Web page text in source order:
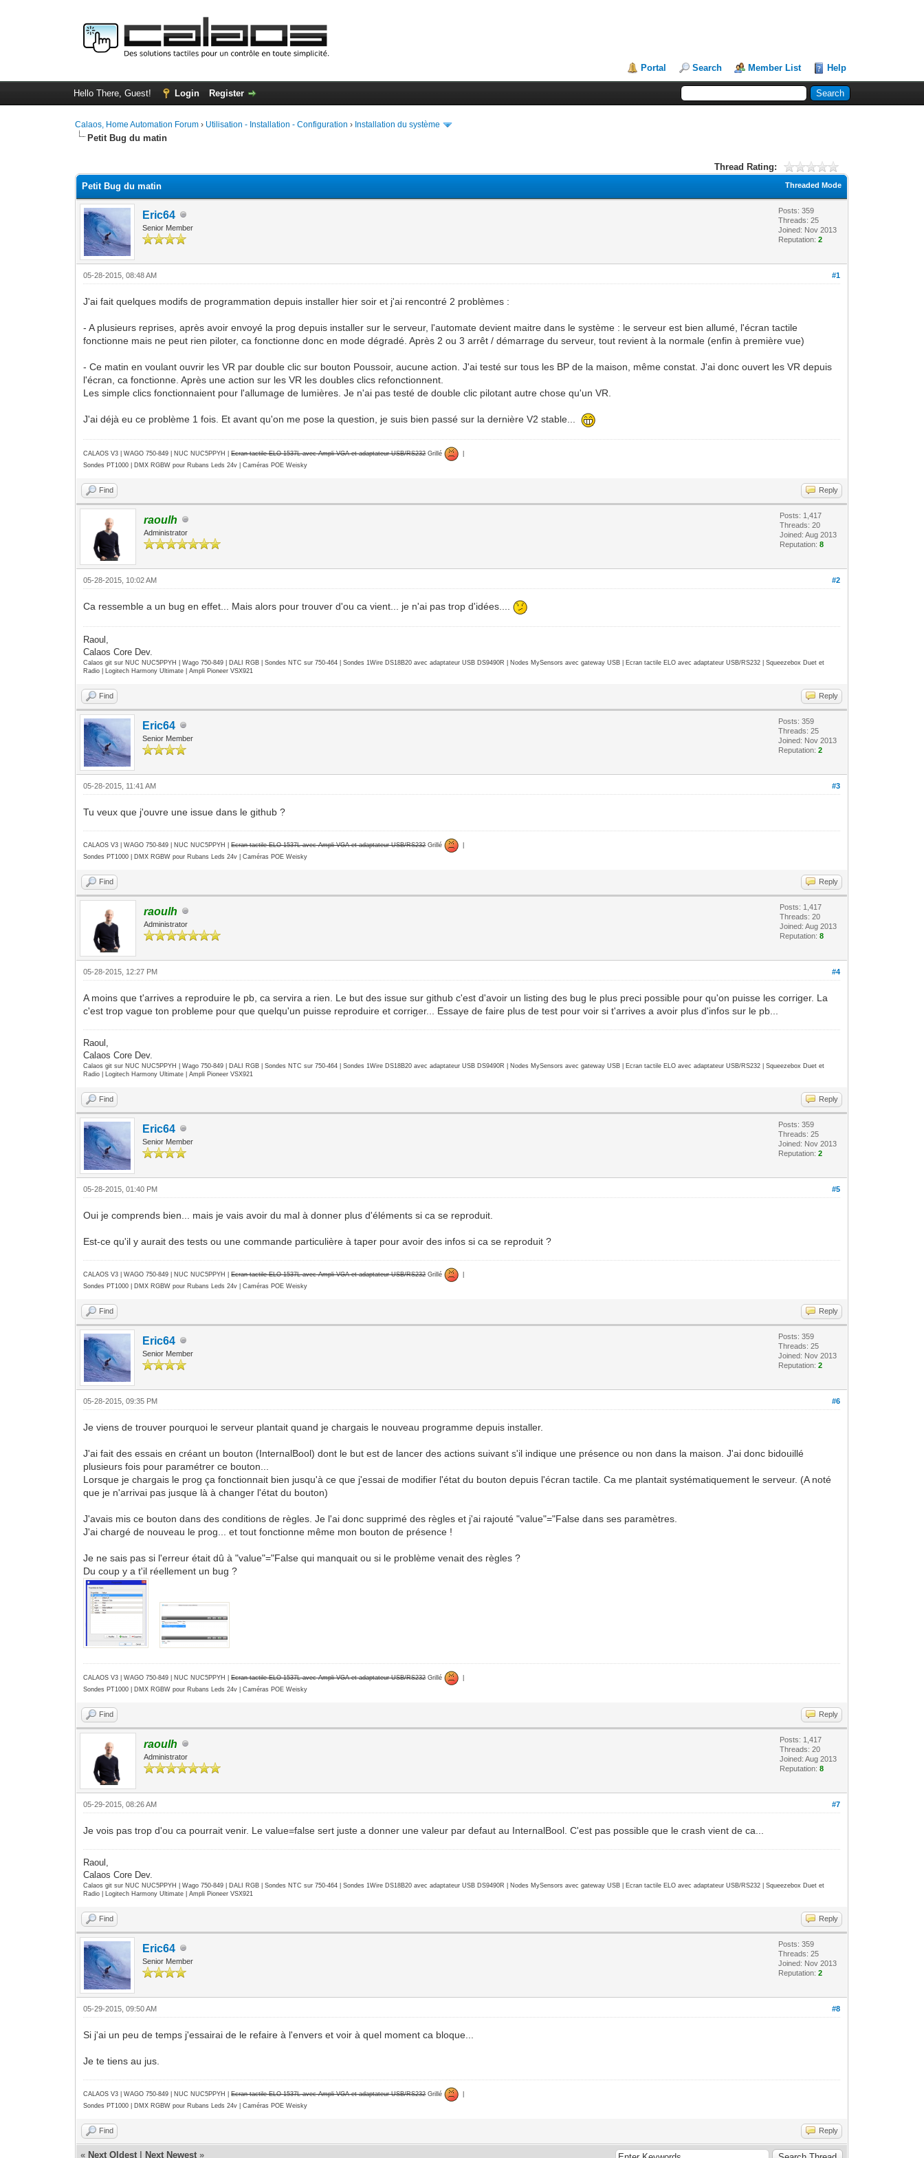
Portal Search Member List Help
Hello There, Guest! Login Register
Calaos, Home Automation Forum › Utilisation - Installation - Configuration › Installation du système
Petit Bug du matin
Thread Rating:
Threaded Mode
Petit Bug du matin
Eric64
Senior Member
Posts: 359
Threads: 25
Joined: Nov 2013
Reputation:2
#1
05-28-2015, 08:48 AM
J'ai fait quelques modifs de programmation depuis installer hier soir et j'ai rencontré 2 problèmes :
- A plusieurs reprises, après avoir envoyé la prog depuis installer sur le serveur, l'automate devient maitre dans le système : le serveur est bien allumé, l'écran tactile
fonctionne mais ne peut rien piloter, ca fonctionne donc en mode dégradé. Après 2 ou 3 arrêt / démarrage du serveur, tout revient à la normale (enfin à première vue)
- Ce matin en voulant ouvrir les VR par double clic sur bouton Poussoir, aucune action. J'ai testé sur tous les BP de la maison, même constat. J'ai donc ouvert les VR depuis
l'écran, ca fonctionne. Après une action sur les VR les doubles clics refonctionnent.
Les simple clics fonctionnaient pour l'allumage de lumières. Je n'ai pas testé de double clic pilotant autre chose qu'un VR.
J'ai déjà eu ce problème 1 fois. Et avant qu'on me pose la question, je suis bien passé sur la dernière V2 stable...
CALAOS V3 | WAGO 750-849 | NUC NUC5PPYH |Ecran tactile ELO 1537L avec Ampli VGA et adaptateur USB/RS232Grillé
Sondes PT1000 | DMX RGBW pour Rubans Leds 24v | Caméras POE Weisky
Find Reply
raoulh
Administrator
Posts: 1,417
Threads: 20
Joined: Aug 2013
Reputation:8
#2
05-28-2015, 10:02 AM
Ca ressemble a un bug en effet... Mais alors pour trouver d'ou ca vient... je n'ai pas trop d'idées....
Raoul,
Calaos Core Dev.
Calaos git sur NUC NUC5PPYH | Wago 750-849 | DALI RGB | Sondes NTC sur 750-464 | Sondes 1Wire DS18B20 avec adaptateur USB DS9490R | Nodes MySensors avec gateway USB | Ecran tactile ELO avec adaptateur USB/RS232 | Squeezebox Duet et
Radio | Logitech Harmony Ultimate | Ampli Pioneer VSX921
Find Reply
Eric64
Senior Member
Posts: 359
Threads: 25
Joined: Nov 2013
Reputation:2
#3
05-28-2015, 11:41 AM
Tu veux que j'ouvre une issue dans le github ?
CALAOS V3 | WAGO 750-849 | NUC NUC5PPYH |Ecran tactile ELO 1537L avec Ampli VGA et adaptateur USB/RS232Grillé
Sondes PT1000 | DMX RGBW pour Rubans Leds 24v | Caméras POE Weisky
Find Reply
raoulh
Administrator
Posts: 1,417
Threads: 20
Joined: Aug 2013
Reputation:8
#4
05-28-2015, 12:27 PM
A moins que t'arrives a reproduire le pb, ca servira a rien. Le but des issue sur github c'est d'avoir un listing des bug le plus preci possible pour qu'on puisse les corriger. La
c'est trop vague ton probleme pour que quelqu'un puisse reproduire et corriger... Essaye de faire plus de test pour voir si t'arrives a avoir plus d'infos sur le pb...
Raoul,
Calaos Core Dev.
Calaos git sur NUC NUC5PPYH | Wago 750-849 | DALI RGB | Sondes NTC sur 750-464 | Sondes 1Wire DS18B20 avec adaptateur USB DS9490R | Nodes MySensors avec gateway USB | Ecran tactile ELO avec adaptateur USB/RS232 | Squeezebox Duet et
Radio | Logitech Harmony Ultimate | Ampli Pioneer VSX921
Find Reply
Eric64
Senior Member
Posts: 359
Threads: 25
Joined: Nov 2013
Reputation:2
#5
05-28-2015, 01:40 PM
Oui je comprends bien... mais je vais avoir du mal à donner plus d'éléments si ca se reproduit.
Est-ce qu'il y aurait des tests ou une commande particulière à taper pour avoir des infos si ca se reproduit ?
CALAOS V3 | WAGO 750-849 | NUC NUC5PPYH |Ecran tactile ELO 1537L avec Ampli VGA et adaptateur USB/RS232Grillé
Sondes PT1000 | DMX RGBW pour Rubans Leds 24v | Caméras POE Weisky
Find Reply
Eric64
Senior Member
Posts: 359
Threads: 25
Joined: Nov 2013
Reputation:2
#6
05-28-2015, 09:35 PM
Je viens de trouver pourquoi le serveur plantait quand je chargais le nouveau programme depuis installer.
J'ai fait des essais en créant un bouton (InternalBool) dont le but est de lancer des actions suivant s'il indique une présence ou non dans la maison. J'ai donc bidouillé
plusieurs fois pour paramétrer ce bouton...
Lorsque je chargais le prog ça fonctionnait bien jusqu'à ce que j'essai de modifier l'état du bouton depuis l'écran tactile. Ca me plantait systématiquement le serveur. (A noté
que je n'arrivai pas jusque là à changer l'état du bouton)
J'avais mis ce bouton dans des conditions de règles. Je l'ai donc supprimé des règles et j'ai rajouté "value"="False dans ses paramètres.
J'ai chargé de nouveau le prog... et tout fonctionne même mon bouton de présence !
Je ne sais pas si l'erreur était dû à "value"="False qui manquait ou si le problème venait des règles ?
Du coup y a t'il réellement un bug ?
CALAOS V3 | WAGO 750-849 | NUC NUC5PPYH |Ecran tactile ELO 1537L avec Ampli VGA et adaptateur USB/RS232Grillé
Sondes PT1000 | DMX RGBW pour Rubans Leds 24v | Caméras POE Weisky
Find Reply
raoulh
Administrator
Posts: 1,417
Threads: 20
Joined: Aug 2013
Reputation:8
#7
05-29-2015, 08:26 AM
Je vois pas trop d'ou ca pourrait venir. Le value=false sert juste a donner une valeur par defaut au InternalBool. C'est pas possible que le crash vient de ca...
Raoul,
Calaos Core Dev.
Calaos git sur NUC NUC5PPYH | Wago 750-849 | DALI RGB | Sondes NTC sur 750-464 | Sondes 1Wire DS18B20 avec adaptateur USB DS9490R | Nodes MySensors avec gateway USB | Ecran tactile ELO avec adaptateur USB/RS232 | Squeezebox Duet et
Radio | Logitech Harmony Ultimate | Ampli Pioneer VSX921
Find Reply
Eric64
Senior Member
Posts: 359
Threads: 25
Joined: Nov 2013
Reputation:2
#8
05-29-2015, 09:50 AM
Si j'ai un peu de temps j'essairai de le refaire à l'envers et voir à quel moment ca bloque...
Je te tiens au jus.
CALAOS V3 | WAGO 750-849 | NUC NUC5PPYH |Ecran tactile ELO 1537L avec Ampli VGA et adaptateur USB/RS232Grillé
Sondes PT1000 | DMX RGBW pour Rubans Leds 24v | Caméras POE Weisky
Find Reply
« Next Oldest Next Newest »